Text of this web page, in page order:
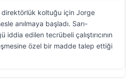
direktörlük koltuğu için Jorge
anılmaya başladı. Sarı-
edilen tecrübeli çalıştırıcının
özel bir madde talep ettiği